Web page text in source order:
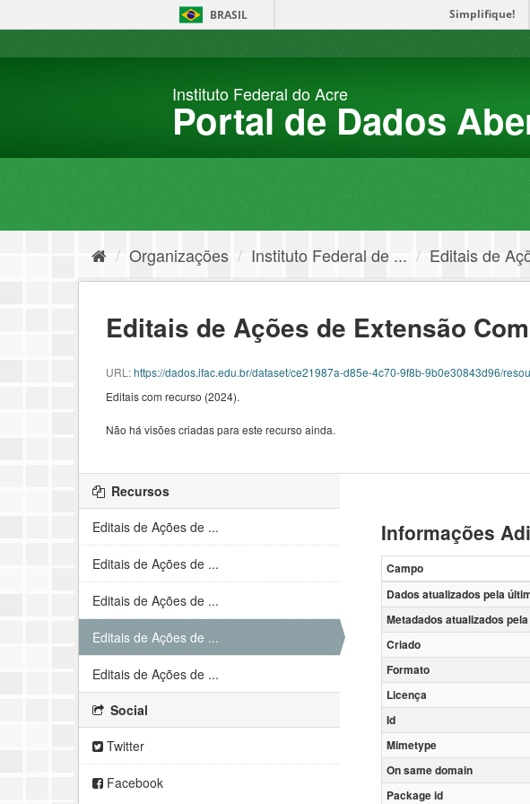
BRASIL Simplifique!
Instituto Federal do Acre
Portal de Dados
Organizações Instituto Federal de ... Editais de
Editais de Ações de Extensão
URL:https://dados.ifac.edu.br/dataset/ce21987a-d85e-4c70-9f8b-9b0e30843d96/
Editais com recurso (2024).
Não há visões criadas para este recurso ainda.
Recursos
Editais de Ações de ...
Editais de Ações de ...
Editais de Ações de ...
Editais de Ações de ...
Editais de Ações de ...
Social
Twitter
Facebook
Informações
Campo
Dados atualizados pela
Metadados atualizados
Criado
Formato
Licença
Id
Mimetype
On same domain
Package id